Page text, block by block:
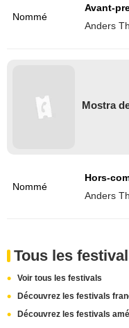
Nommé
Avant-
Anders
Mostra
Nommé
Hors-
Anders
Tous les
Voir tous les festivals
Découvrez les festivals
Découvrez les festivals